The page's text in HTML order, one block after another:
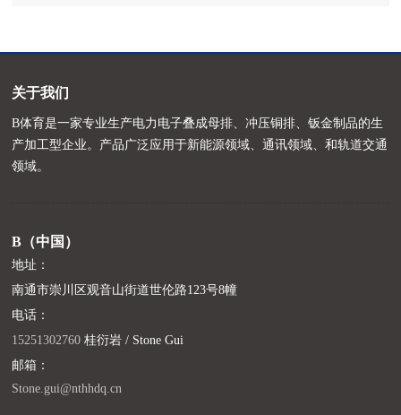
关于我们
B体育是一家专业生产电力电子叠成母排、冲压铜排、钣金制品的生
产加工型企业。产品广泛应用于新能源领域、通讯领域、和轨道交通
领域。
B（中国）
地址：
南通市崇川区观音山街道世伦路123号8幢
电话：
15251302760 桂衍岩 / Stone Gui
邮箱：
Stone.gui@nthhdq.cn